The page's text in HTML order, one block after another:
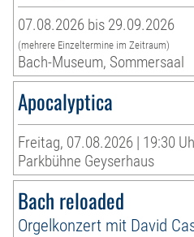
07.08.2026 bis 29.09.2026
(mehrere Einzeltermine im Zeitraum)
Bach-Museum, Sommersaal
Apocalyptica
Freitag, 07.08.2026 | 19:30
Parkbühne Geyserhaus
Bach reloaded
Orgelkonzert mit David